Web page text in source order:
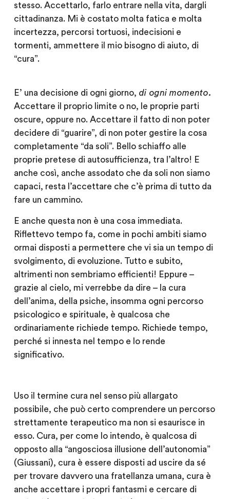
stesso. Accettarlo, farlo entrare nella vita, dargli
cittadinanza. Mi è costato molta fatica e molta
incertezza, percorsi tortuosi, indecisioni e
tormenti, ammettere il mio bisogno di aiuto, di
“cura”.
E’ una decisione di ogni giorno, di ogni momento.
Accettare il proprio limite o no, le proprie parti
oscure, oppure no. Accettare il fatto di non poter
decidere di “guarire”, di non poter gestire la cosa
completamente “da soli”. Bello schiaffo alle
proprie pretese di autosufficienza, tra l’altro! E
anche così, anche assodato che da soli non siamo
capaci, resta l’accettare che c’è prima di tutto da
fare un cammino.
E anche questa non è una cosa immediata.
Riflettevo tempo fa, come in pochi ambiti siamo
ormai disposti a permettere che vi sia un tempo di
svolgimento, di evoluzione. Tutto e subito,
altrimenti non sembriamo efficienti! Eppure –
grazie al cielo, mi verrebbe da dire – la cura
dell’anima, della psiche, insomma ogni percorso
psicologico e spirituale, è qualcosa che
ordinariamente richiede tempo. Richiede tempo,
perché si innesta nel tempo e lo rende
significativo.
Uso il termine cura nel senso più allargato
possibile, che può certo comprendere un percorso
strettamente terapeutico ma non si esaurisce in
esso. Cura, per come lo intendo, è qualcosa di
opposto alla “angosciosa illusione dell’autonomia”
(Giussani), cura è essere disposti ad uscire da sé
per trovare davvero una fratellanza umana, cura è
anche accettare i propri fantasmi e cercare di